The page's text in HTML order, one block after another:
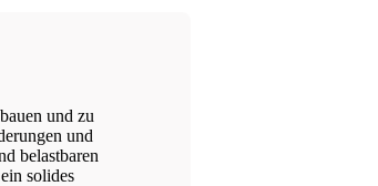
und zu
und
belastbaren
solides